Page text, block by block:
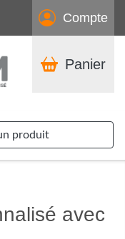
Compte
Panier
produit
avec